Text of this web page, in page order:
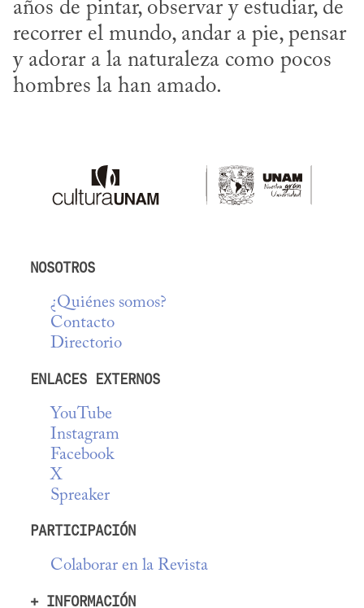
años de pintar, observar y estudiar, de
recorrer el mundo, andar a pie, pensar
y adorar a la naturaleza como pocos
hombres la han amado.
NOSOTROS
¿Quiénes somos?
Contacto
Directorio
ENLACES EXTERNOS
YouTube
Instagram
Facebook
X
Spreaker
PARTICIPACIÓN
Colaborar en la Revista
+ INFORMACIÓN